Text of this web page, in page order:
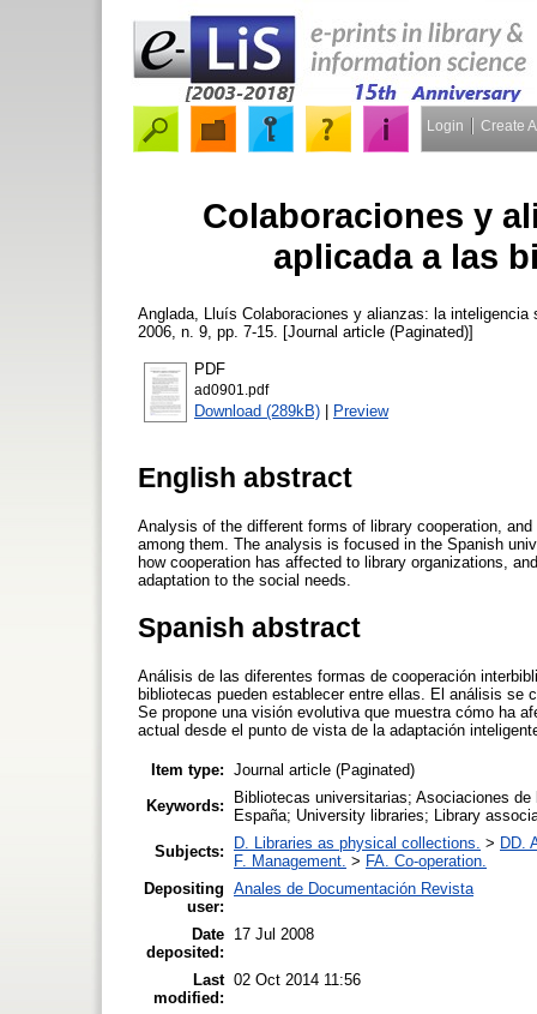
Login Create
Colaboraciones y
aplicada a las
Anglada, Lluís Colaboraciones y alianzas: la
2006, n. 9, pp. 7-15. [Journal article (Paginated)]
PDF
ad0901.pdf
Download (289kB) | Preview
English abstract
Analysis of the different forms of library cooperation,
among them. The analysis is focused in the Spanish
how cooperation has affected to library organizations,
adaptation to the social needs.
Spanish abstract
Análisis de las diferentes formas de cooperación
bibliotecas pueden establecer entre ellas. El análisis se
Se propone una visión evolutiva que muestra cómo ha
actual desde el punto de vista de la adaptación
Item type: Journal article (Paginated)
Keywords:
Bibliotecas universitarias; Asociaciones
España; University libraries; Library
Subjects:
D. Libraries as physical collections. > DD.
F. Management. > FA. Co-operation.
Depositing
user:
Anales de Documentación Revista
Date
deposited:
17 Jul 2008
Last
modified:
02 Oct 2014 11:56